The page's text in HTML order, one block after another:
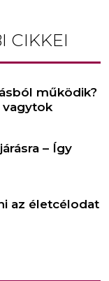
CIKKEI
működik?
vagytok
– Így
az életcélodat